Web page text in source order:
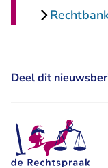
Deel dit